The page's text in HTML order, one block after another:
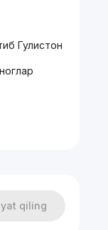
Гулистон
qiling